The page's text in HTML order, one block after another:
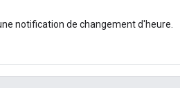
notification de changement d'heure.